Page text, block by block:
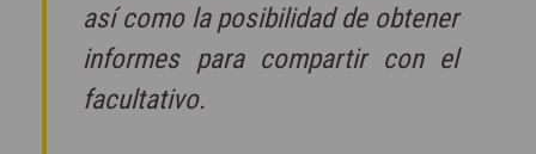
así como la posibilidad de obtener
informes para compartir con el
facultativo.